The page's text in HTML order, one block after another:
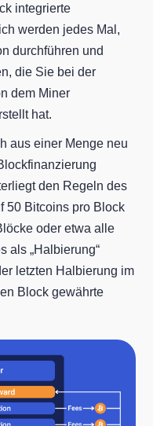
integrierte
werden jedes Mal,
durchführen und
die Sie bei der
dem Miner
hat.
aus einer Menge neu
den Regeln des
50 Bitcoins pro Block
oder etwa alle
als „Halbierung“
letzten Halbierung im
Block gewährte